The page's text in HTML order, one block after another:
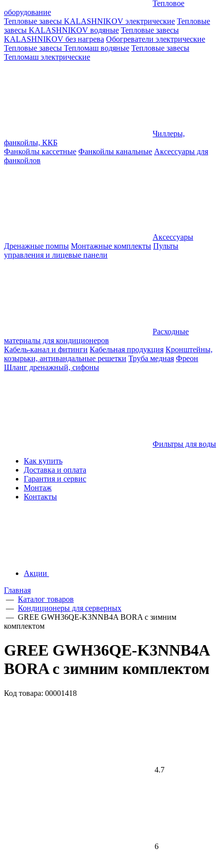
Тепловое
оборудование
Тепловые завесы KALASHNIKOV электрические Тепловые
завесы KALASHNIKOV водяные Тепловые завесы
KALASHNIKOV без нагрева Обогреватели электрические
Тепловые завесы Тепломаш водяные Тепловые завесы
Тепломаш электрические
Чиллеры,
фанкойлы, ККБ
Фанкойлы кассетные Фанкойлы канальные Аксессуары для
фанкойлов
Аксессуары
Дренажные помпы Монтажные комплекты Пульты
управления и лицевые панели
Расходные
материалы для кондиционеров
Кабель-канал и фитинги Кабельная продукция Кронштейны,
козырьки, антивандальные решетки Труба медная Фреон
Шланг дренажный, сифоны
Фильтры для воды
Как купить
Доставка и оплата
Гарантия и сервис
Монтаж
Контакты
Акции
Главная
— Каталог товаров
— Кондиционеры для серверных
— GREE GWH36QE-K3NNB4A BORA c зимним
комплектом
GREE GWH36QE-K3NNB4A
BORA c зимним комплектом
Код товара: 00001418
4.7
6